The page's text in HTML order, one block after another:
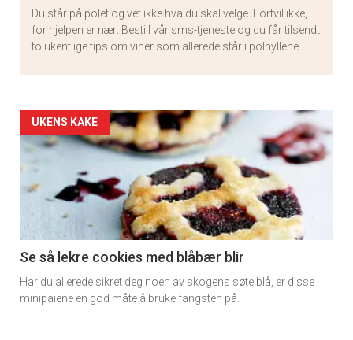
Du står på polet og vet ikke hva du skal velge. Fortvil ikke,
for hjelpen er nær: Bestill vår sms-tjeneste og du får tilsendt
to ukentlige tips om viner som allerede står i polhyllene.
Artikler
detail
-
section
11
UKENS KAKE
Se så lekre cookies med blåbær blir
Har du allerede sikret deg noen av skogens søte blå, er disse
minipaiene en god måte å bruke fangsten på.